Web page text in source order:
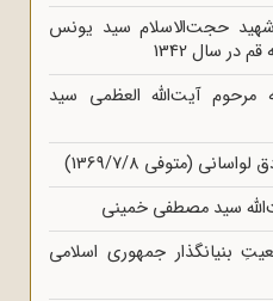
حجت‌الاسلام سید یونس
در سال 1342
مرحوم آیت‌الله العظمی سید
(متوفی 1369/7/8)
سید مصطفی خمینی
بنیانگذار جمهوری اسلامی